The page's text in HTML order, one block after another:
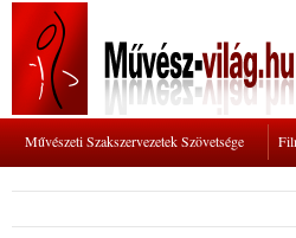
Művészeti Szakszervezetek Szövetsége